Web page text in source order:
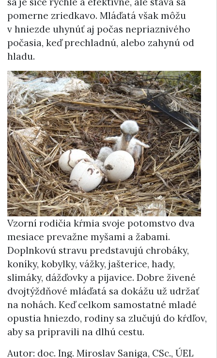
pomerne zriedkavo. Mláďatá však môžu
v hniezde uhynúť aj počas nepriaznivého
počasia, keď prechladnú, alebo zahynú od
hladu.
Vzorní rodičia kŕmia svoje potomstvo dva
mesiace prevažne myšami a žabami.
Doplnkovú stravu predstavujú chrobáky,
koníky, kobylky, vážky, jašterice, hady,
slimáky, dážďovky a pijavice. Dobre živené
dvojtýždňové mláďatá sa dokážu už udržať
na nohách. Keď celkom samostatné mladé
opustia hniezdo, rodiny sa zlučujú do kŕdľov,
aby sa pripravili na dlhú cestu.
Autor: doc. Ing. Miroslav Saniga, CSc., ÚEL